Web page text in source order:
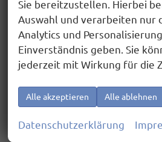
Sie bereitzustellen. Hierbei
Auswahl und verarbeiten nur
Analytics und
Einverständnis geben. Sie
jederzeit mit Wirkung für die
Alle akzeptieren Alle ablehnen
Datenschutzerklärung